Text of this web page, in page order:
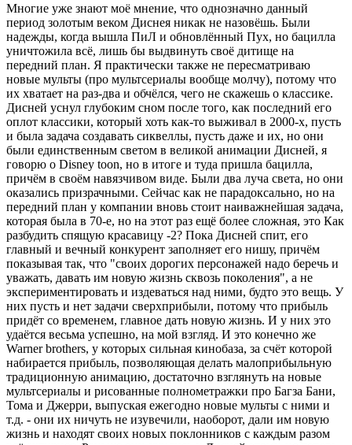
Многие уже знают моё мнение, что однозначно данный
период золотым веком Диснея никак не назовёшь. Были
надежды, когда вышла ПиЛ и обновлённый Пух, но бацилла
уничтожила всё, лишь бы выдвинуть своё дитище на
передний план. Я практически также не пересматриваю
новые мульты (про мультсериалы вообще молчу), потому что
их хватает на раз-два и обчёлся, чего не скажешь о классике.
Дисней уснул глубоким сном после того, как последний его
оплот классики, который хоть как-то выживал в 2000-х, пусть
и была задача создавать сиквеллы, пусть даже и их, но они
были единственным светом в великой анимации Дисней, я
говорю о Disney toon, но в итоге и туда пришла бацилла,
причём в своём навязчивом виде. Были два луча света, но они
оказались призрачными. Сейчас как не парадоксально, но на
передний план у компании вновь стоит наиважнейшая задача,
которая была в 70-е, но на этот раз ещё более сложная, это Как
разбудить спящую красавицу -2? Пока Дисней спит, его
главный и вечный конкурент заполняет его нишу, причём
показывая так, что "своих дорогих персонажей надо беречь и
уважать, давать им новую жизнь сквозь поколения", а не
экспериментировать и издеваться над ними, будто это вещь. У
них пусть и нет задачи сверхприбыли, потому что прибыль
придёт со временем, главное дать новую жизнь. И у них это
удаётся весьма успешно, на мой взгляд. И это конечно же
Warner brothers, у которых сильная кинобаза, за счёт которой
набирается прибыль, позволяющая делать малоприбыльную
традиционную анимацию, достаточно взглянуть на новые
мультсериалы и рисованные полнометражки про Багза Бани,
Тома и Джерри, выпуская ежегодно новые мульты с ними и
т.д. - они их ничуть не изувечили, наоборот, дали им новую
жизнь и находят своих новых поклонников с каждым разом